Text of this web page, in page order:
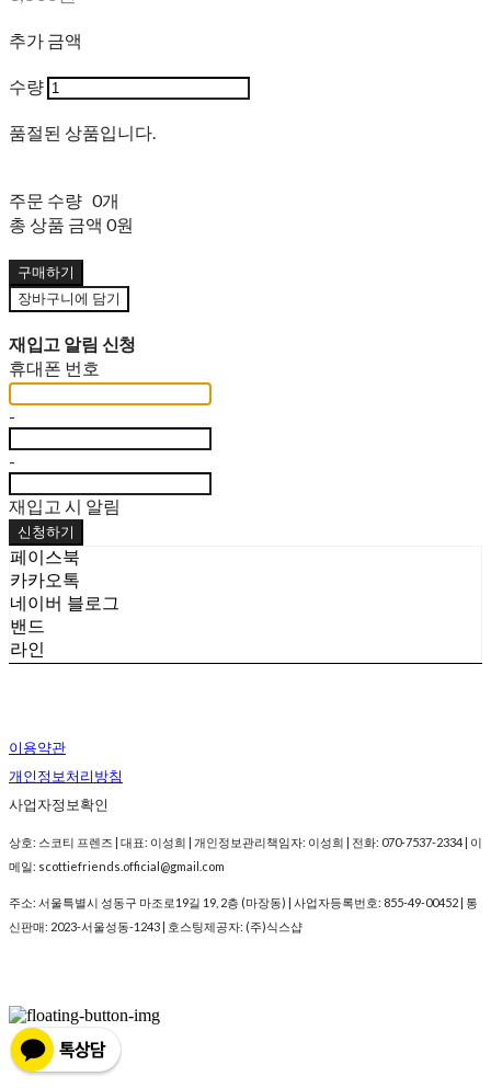
추가 금액
수량
품절된 상품입니다.
주문 수량 0개
총 상품 금액 0원
구매하기
장바구니에 담기
재입고 알림 신청
휴대폰 번호
-
-
재입고 시 알림
신청하기
페이스북
카카오톡
네이버 블로그
밴드
라인
이용약관
개인정보처리방침
사업자정보확인
상호: 스코티 프렌즈 | 대표: 이성희 | 개인정보관리책임자: 이성희 | 전화: 070-7537-2334 | 이
메일: scottiefriends.official@gmail.com
주소: 서울특별시 성동구 마조로19길 19, 2층 (마장동) | 사업자등록번호: 855-49-00452 | 통
신판매: 2023-서울성동-1243 | 호스팅제공자: (주)식스샵